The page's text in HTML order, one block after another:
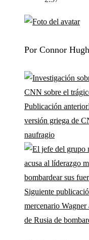
Por Connor
Publicación anterior
versión griega de
naufragio
Siguiente
mercenario
de Rusia de